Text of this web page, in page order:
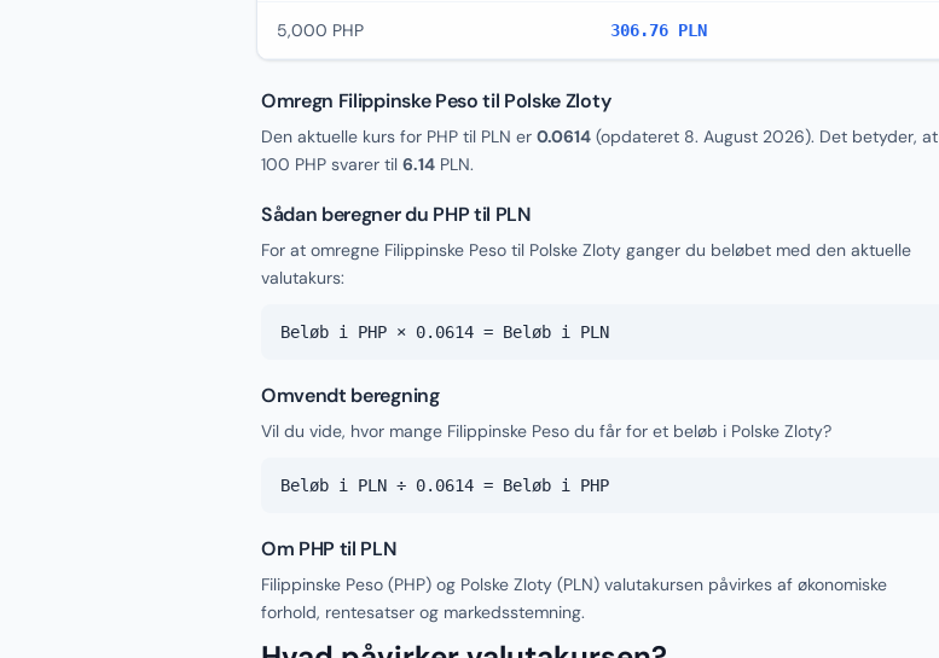
5,000 PHP 306.76 PLN
Omregn Filippinske Peso til Polske Zloty
Den aktuelle kurs for PHP til PLN er 0.0614 (opdateret 8. August 2026). Det betyder, at
100 PHP svarer til 6.14 PLN.
Sådan beregner du PHP til PLN
For at omregne Filippinske Peso til Polske Zloty ganger du beløbet med den aktuelle
valutakurs:
Beløb i PHP × 0.0614 = Beløb i PLN
Omvendt beregning
Vil du vide, hvor mange Filippinske Peso du får for et beløb i Polske Zloty?
Beløb i PLN ÷ 0.0614 = Beløb i PHP
Om PHP til PLN
Filippinske Peso (PHP) og Polske Zloty (PLN) valutakursen påvirkes af økonomiske
forhold, rentesatser og markedsstemning.